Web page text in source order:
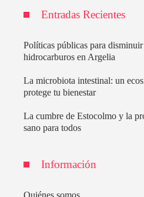
Entradas Recientes
Políticas públicas para
hidrocarburos en Argelia
La microbiota intestinal: un
protege tu bienestar
La cumbre de Estocolmo y la
sano para todos
Información
Quiénes somos